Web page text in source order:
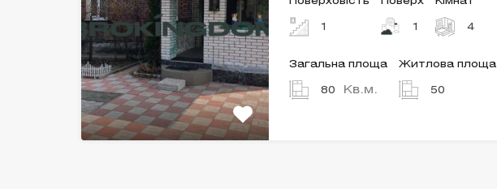
1 1 4
Загальна площа
80 Кв.м.
Житлова площа
50